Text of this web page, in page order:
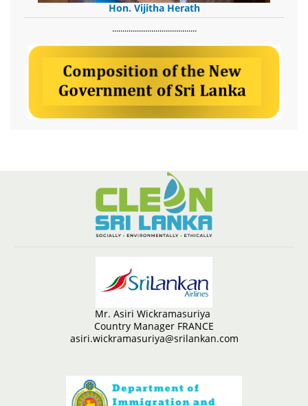
Hon. Vijitha Herath
​.........................................
Mr. Asiri Wickramasuriya
Country Manager FRANCE
asiri.wickramasuriya@srilankan.com